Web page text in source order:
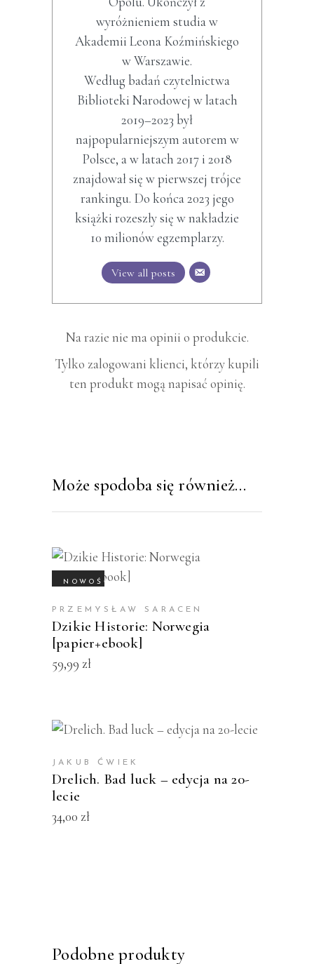
wyróżnieniem studia w
Akademii Leona Koźmińskiego
w Warszawie.
Według badań czytelnictwa
Biblioteki Narodowej w latach
2019–2023 był
najpopularniejszym autorem w
Polsce, a w latach 2017 i 2018
znajdował się w pierwszej trójce
rankingu. Do końca 2023 jego
książki rozeszły się w nakładzie
10 milionów egzemplarzy.
View all posts
Na razie nie ma opinii o produkcie.
Tylko zalogowani klienci, którzy kupili
ten produkt mogą napisać opinię.
Może spodoba się również…
NOWOŚĆ
DODAJ DO KOSZYKA
PRZEMYSŁAW SARACEN
Dzikie Historie: Norwegia
[papier+ebook]
59,99 zł
KUP PRODUKT
JAKUB ĆWIEK
Drelich. Bad luck – edycja na 20-
lecie
34,00 zł
Podobne produkty